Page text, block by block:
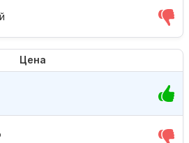
Цена